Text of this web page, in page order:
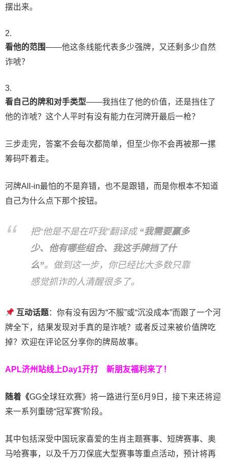
摆出来。
看他的范围——他这条线能代表多少强牌，又还剩多少自然
诈唬？
看自己的牌和对手类型——我挡住了他的价值，还是挡住了
他的诈唬？这个人平时有没有能力在河牌开最后一枪？
三步走完，答案不会每次都简单，但至少你不会再被那一摞
筹码吓着走。
河牌All-in最怕的不是弃错，也不是跟错，而是你根本不知道
自己为什么点下那个按钮。
把“他是不是在吓我”翻译成 “我需要赢多
少、他有哪些组合、我这手牌挡了什
么”。做到这一步，你已经比大多数只靠
感觉抓诈的人清醒很多了。
互动话题：你有没有因为“不服”或“沉没成本”而跟了一个河
牌全下，结果发现对手真的是诈唬？或者反过来被价值牌吃
掉？欢迎在评论区分享你的牌局故事。
APL济州站线上Day1开打 新朋友福利来了！
随着《GG全球狂欢赛》将一路进行至6月9日，接下来还将迎
来一系列重磅“冠军赛”阶段。
其中包括深受中国玩家喜爱的生肖主题赛事、短牌赛事、奥
马哈赛事，以及千万刀保底大型赛事等重点活动，预计将再